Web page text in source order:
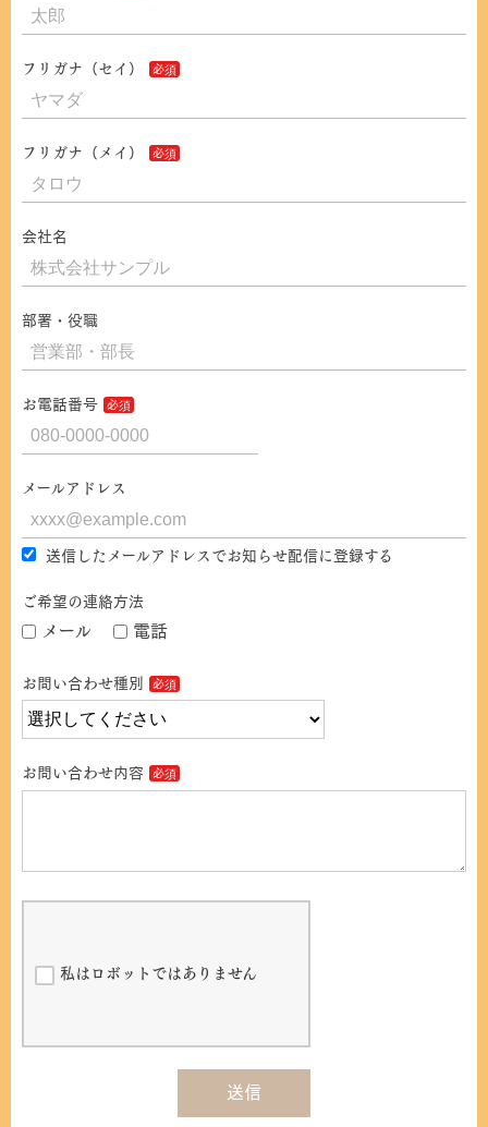
フリガナ（セイ）
フリガナ（メイ）
会社名
部署・役職
お電話番号
メールアドレス
送信したメールアドレスでお知らせ配信に登録する
ご希望の連絡方法
メール 電話
お問い合わせ種別
お問い合わせ内容
私はロボットではありません
送信